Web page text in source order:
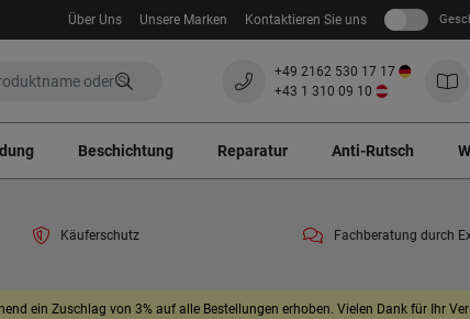
Über Uns Unsere Marken Kontaktieren Sie uns
+49 2162 530 17 17
+43 1 310 09 10
Beschichtung Reparatur Anti-Rutsch
Käuferschutz Fachberatung durch
ein Zuschlag von 3% auf alle Bestellungen erhoben. Vielen Dank für Ihr